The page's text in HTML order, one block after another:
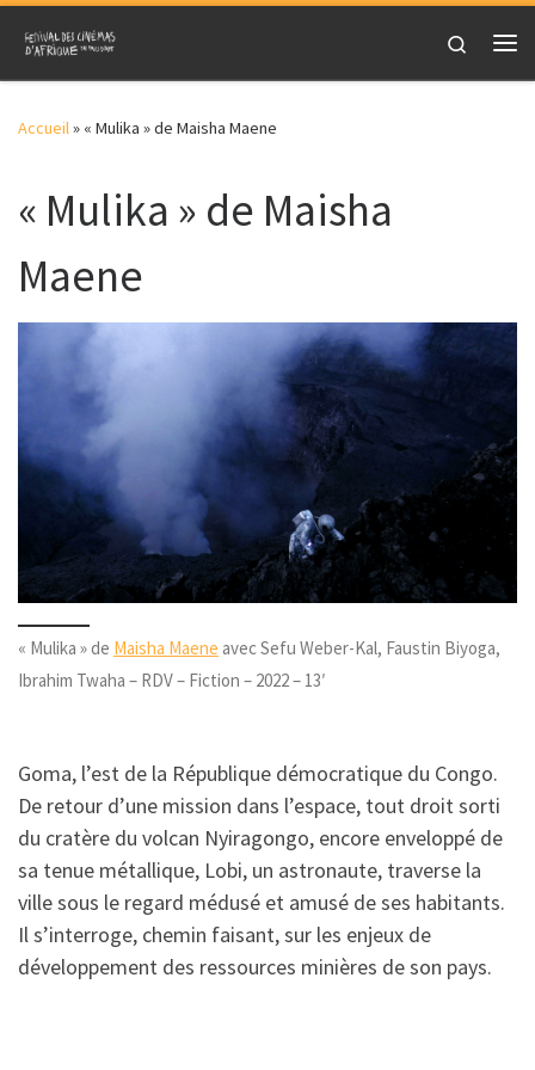
Skip to content
Search
Accueil» « Mulika » de Maisha Maene
« Mulika » de Maisha
Maene
« Mulika » de Maisha Maene avec Sefu Weber-Kal, Faustin Biyoga,
Ibrahim Twaha – RDV – Fiction – 2022 – 13′
Goma, l’est de la République démocratique du Congo.
De retour d’une mission dans l’espace, tout droit sorti
du cratère du volcan Nyiragongo, encore enveloppé de
sa tenue métallique, Lobi, un astronaute, traverse la
ville sous le regard médusé et amusé de ses habitants.
Il s’interroge, chemin faisant, sur les enjeux de
développement des ressources minières de son pays.